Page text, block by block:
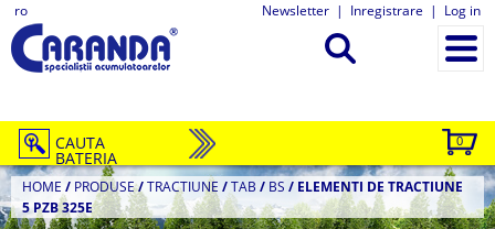
ro Newsletter | Inregistrare | Log in
0
CAUTA
BATERIA
HOME / PRODUSE/TRACTIUNE /TAB / BS / ELEMENTI DE TRACTIUNE
5 PZB 325E